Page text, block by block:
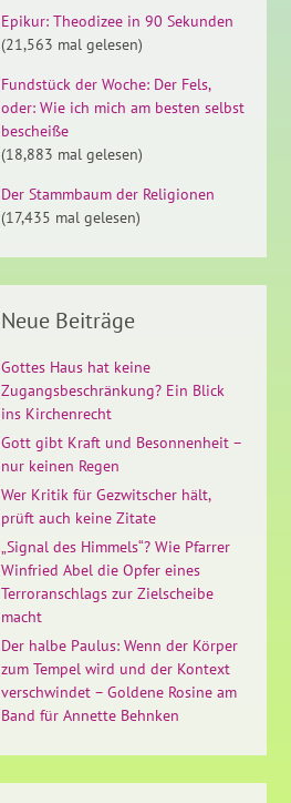
Epikur: Theodizee in 90 Sekunden
(21,563 mal gelesen)
Fundstück der Woche: Der Fels,
oder: Wie ich mich am besten selbst
bescheiße
(18,883 mal gelesen)
Der Stammbaum der Religionen
(17,435 mal gelesen)
Neue Beiträge
Gottes Haus hat keine
Zugangsbeschränkung? Ein Blick
ins Kirchenrecht
Gott gibt Kraft und Besonnenheit –
nur keinen Regen
Wer Kritik für Gezwitscher hält,
prüft auch keine Zitate
„Signal des Himmels“? Wie Pfarrer
Winfried Abel die Opfer eines
Terroranschlags zur Zielscheibe
macht
Der halbe Paulus: Wenn der Körper
zum Tempel wird und der Kontext
verschwindet – Goldene Rosine am
Band für Annette Behnken